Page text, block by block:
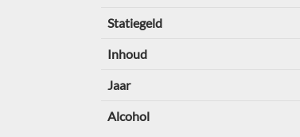
Statiegeld
Inhoud
Jaar
Alcohol